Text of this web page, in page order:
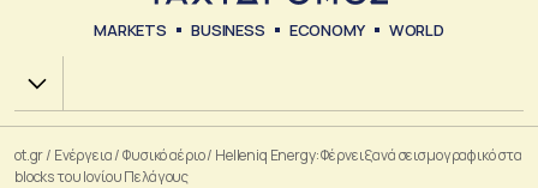
MARKETS BUSINESS ECONOMY WORLD
Χ.Α.
ot.gr/ Ενέργεια/Φυσικό αέριο/ Helleniq Energy: Φέρνει ξανά σεισμογραφικό στα
blocks του Ιονίου Πελάγους